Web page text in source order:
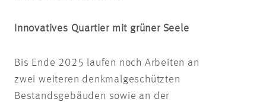
Innovatives Quartier mit grüner Seele
Bis Ende 2025 laufen noch Arbeiten an
zwei weiteren denkmalgeschützten
Bestandsgebäuden sowie an der